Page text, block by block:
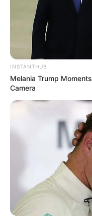
INSTANTHUB
Melania Trump
Camera